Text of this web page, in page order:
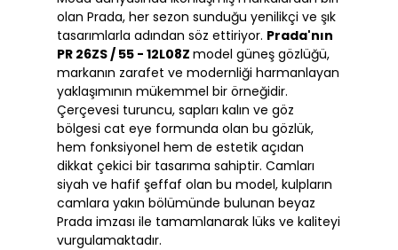
olan Prada, her sezon sunduğu yenilikçi ve şık
tasarımlarla adından söz ettiriyor. Prada'nın
PR 26ZS / 55 - 12L08Zmodel güneş gözlüğü,
markanın zarafet ve modernliği harmanlayan
yaklaşımının mükemmel bir örneğidir.
Çerçevesi turuncu, sapları kalın ve göz
bölgesi cat eye formunda olan bu gözlük,
hem fonksiyonel hem de estetik açıdan
dikkat çekici bir tasarıma sahiptir. Camları
siyah ve hafif şeffaf olan bu model, kulpların
camlara yakın bölümünde bulunan beyaz
Prada imzası ile tamamlanarak lüks ve kaliteyi
vurgulamaktadır.